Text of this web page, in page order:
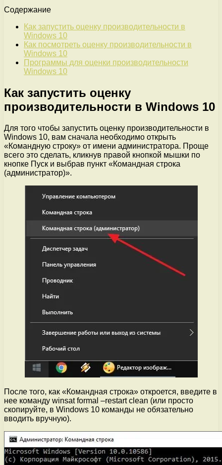
Содержание
Как запустить оценку производительности в
Windows 10
Как посмотреть оценку производительности в
Windows 10
Программы для оценки производительности
Windows 10
Как запустить оценку
производительности в Windows 10
Для того чтобы запустить оценку производительности в
Windows 10, вам сначала необходимо открыть
«Командную строку» от имени администратора. Проще
всего это сделать, кликнув правой кнопкой мышки по
кнопке Пуск и выбрав пункт «Командная строка
(администратор)».
После того, как «Командная строка» откроется, введите в
нее команду winsat formal –restart clean (или просто
скопируйте, в Windows 10 команды не обязательно
вводить вручную).